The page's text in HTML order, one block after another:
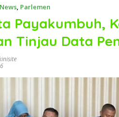
News, Parlemen
Payakumbuh,
Tinjau Data